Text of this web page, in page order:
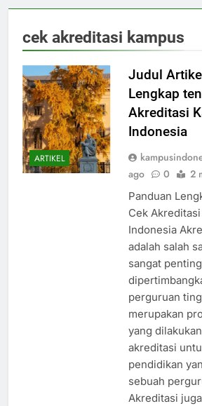
cek akreditasi kampus
ARTIKEL
Judul
Lengkap
Akreditasi
Indonesia
ago
0 2
Panduan
Cek
Indonesia
adalah salah
sangat
perguruan
merupakan
yang
akreditasi
pendidikan
sebuah
Akreditasi